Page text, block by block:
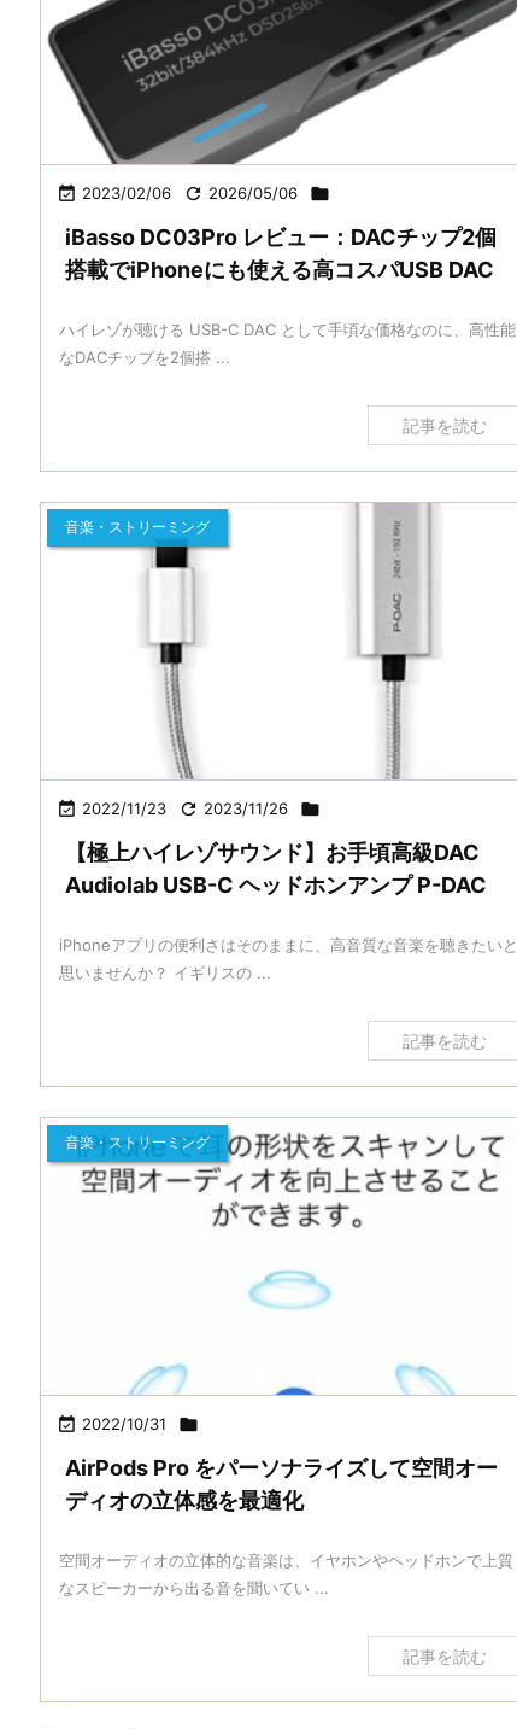
 2023/02/06  2026/05/06 
iBasso DC03Pro レビュー：DACチップ2個
搭載でiPhoneにも使える高コスパUSB DAC
ハイレゾが聴ける USB-C DAC として手頃な価格なのに、高性能
なDACチップを2個搭 ...
記事を読む
 2022/11/23  2023/11/26 
音楽・ストリーミング
【極上ハイレゾサウンド】お手頃高級DAC
Audiolab USB-C ヘッドホンアンプ P-DAC
iPhoneアプリの便利さはそのままに、高音質な音楽を聴きたいと
思いませんか？ イギリスの ...
記事を読む
 2022/10/31 
音楽・ストリーミング
AirPods Pro をパーソナライズして空間オー
ディオの立体感を最適化
空間オーディオの立体的な音楽は、イヤホンやヘッドホンで上質
なスピーカーから出る音を聞いてい ...
記事を読む